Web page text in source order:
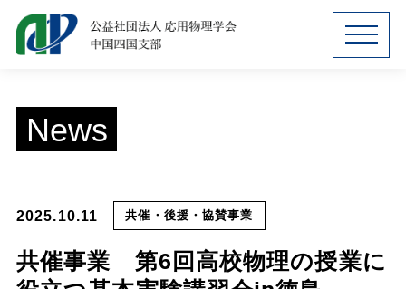
MENU
News
2025.10.11 共催・後援・協賛事業
共催事業 第6回高校物理の授業に